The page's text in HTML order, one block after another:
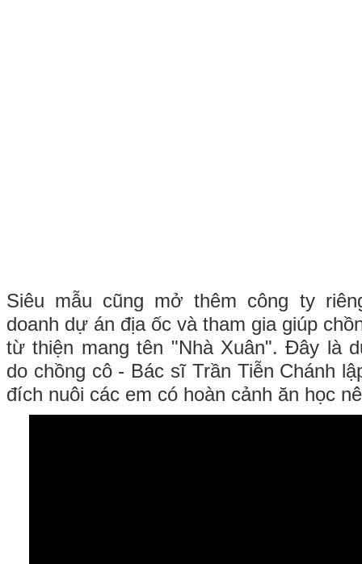
Siêu mẫu cũng mở thêm công ty
doanh dự án địa ốc và tham gia giúp
từ thiện mang tên "Nhà Xuân". Đây là
do chồng cô - Bác sĩ Trần Tiễn Chánh
đích nuôi các em có hoàn cảnh ăn học